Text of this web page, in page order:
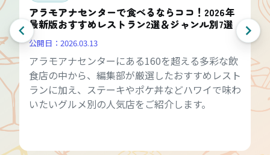
アラモアナセンターで食べるならココ！2026年
最新版おすすめレストラン2選＆ジャンル別7選
公開日： 2026.03.13
アラモアナセンターにある160を超える多彩な飲
食店の中から、編集部が厳選したおすすめレスト
ランに加え、ステーキやポケ丼などハワイで味わ
いたいグルメ別の人気店をご紹介します。